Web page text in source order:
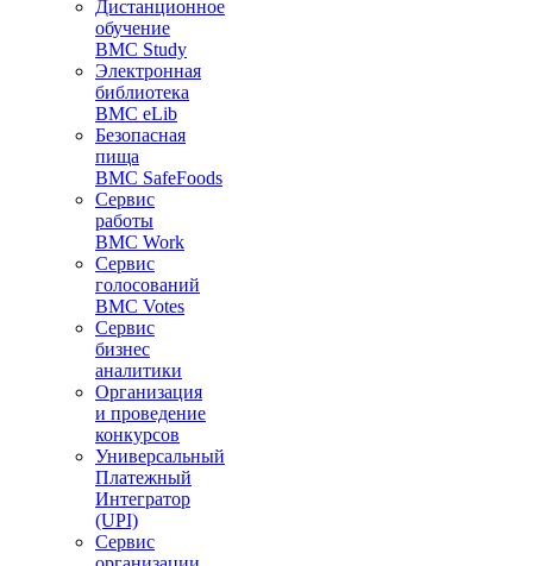
Дистанционное
обучение
BMC Study
Электронная
библиотека
BMC eLib
Безопасная
пища
BMC SafeFoods
Сервис
работы
BMC Work
Сервис
голосований
BMC Votes
Сервис
бизнес
аналитики
Организация
и проведение
конкурсов
Универсальный
Платежный
Интегратор
(UPI)
Сервис